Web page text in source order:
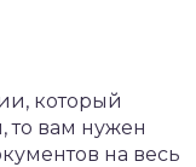
который
то вам нужен
на весь